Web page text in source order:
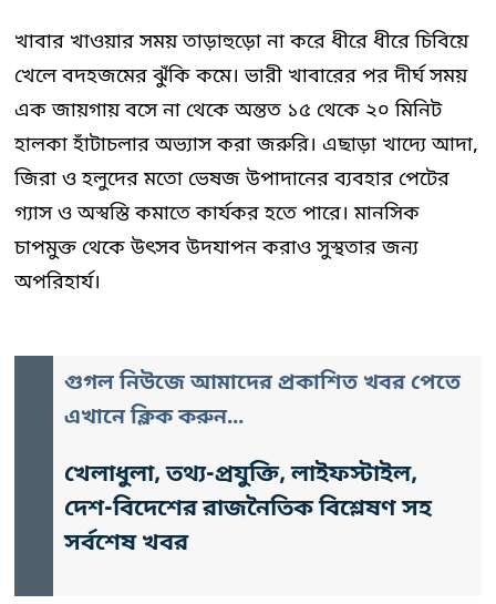
খাবার খাওয়ার সময় তাড়াহুড়ো না করে ধীরে ধীরে চিবিয়ে
খেলে বদহজমের ঝুঁকি কমে। ভারী খাবারের পর দীর্ঘ সময়
এক জায়গায় বসে না থেকে অন্তত ১৫ থেকে ২০ মিনিট
হালকা হাঁটাচলার অভ্যাস করা জরুরি। এছাড়া খাদ্যে আদা,
জিরা ও হলুদের মতো ভেষজ উপাদানের ব্যবহার পেটের
গ্যাস ও অস্বস্তি কমাতে কার্যকর হতে পারে। মানসিক
চাপমুক্ত থেকে উৎসব উদযাপন করাও সুস্থতার জন্য
অপরিহার্য।
গুগল নিউজে আমাদের প্রকাশিত খবর পেতে
এখানে ক্লিক করুন...
খেলাধুলা, তথ্য-প্রযুক্তি, লাইফস্টাইল,
দেশ-বিদেশের রাজনৈতিক বিশ্লেষণ সহ
সর্বশেষ খবর